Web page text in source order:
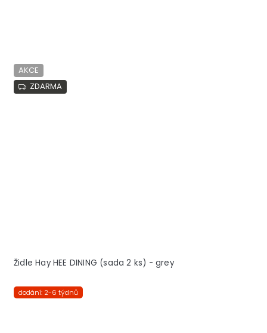
AKCE
ZDARMA
Židle Hay HEE DINING (sada 2 ks) - grey
dodání: 2-6 týdnů